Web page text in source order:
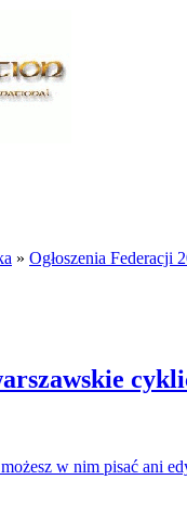
» Ogłoszenia Federacji